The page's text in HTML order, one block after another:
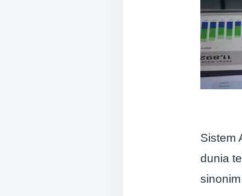
Sistem
dunia